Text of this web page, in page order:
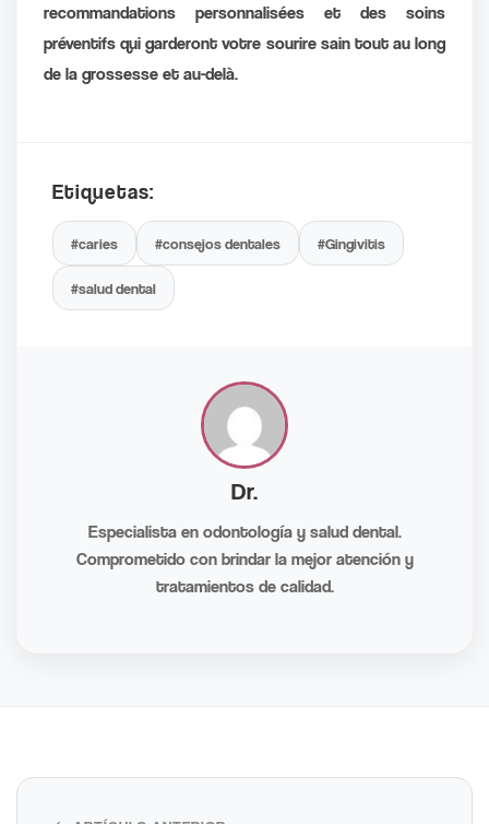
recommandations personnalisées et des soins
préventifs qui garderont votre sourire sain tout au long
de la grossesse et au-delà.
Etiquetas:
#caries #consejos dentales #Gingivitis
#salud dental
Dr.
Especialista en odontología y salud dental.
Comprometido con brindar la mejor atención y
tratamientos de calidad.